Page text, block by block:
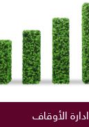
ادارة الأوقاف